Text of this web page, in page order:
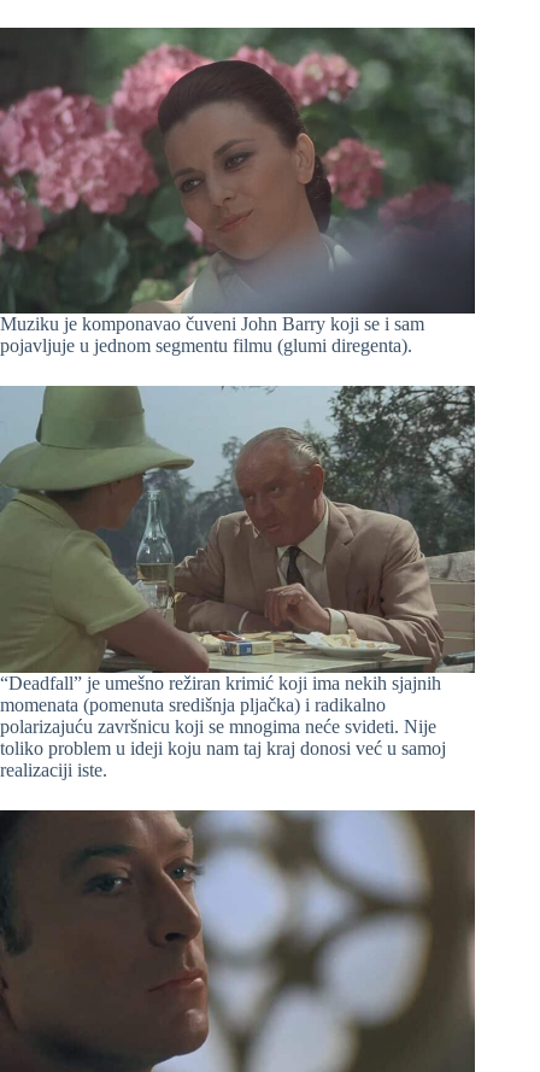
Muziku je komponavao čuveni John Barry koji se i sam
pojavljuje u jednom segmentu filmu (glumi diregenta).
“Deadfall” je umešno režiran krimić koji ima nekih sjajnih
momenata (pomenuta središnja pljačka) i radikalno
polarizajuću završnicu koji se mnogima neće svideti. Nije
toliko problem u ideji koju nam taj kraj donosi već u samoj
realizaciji iste.